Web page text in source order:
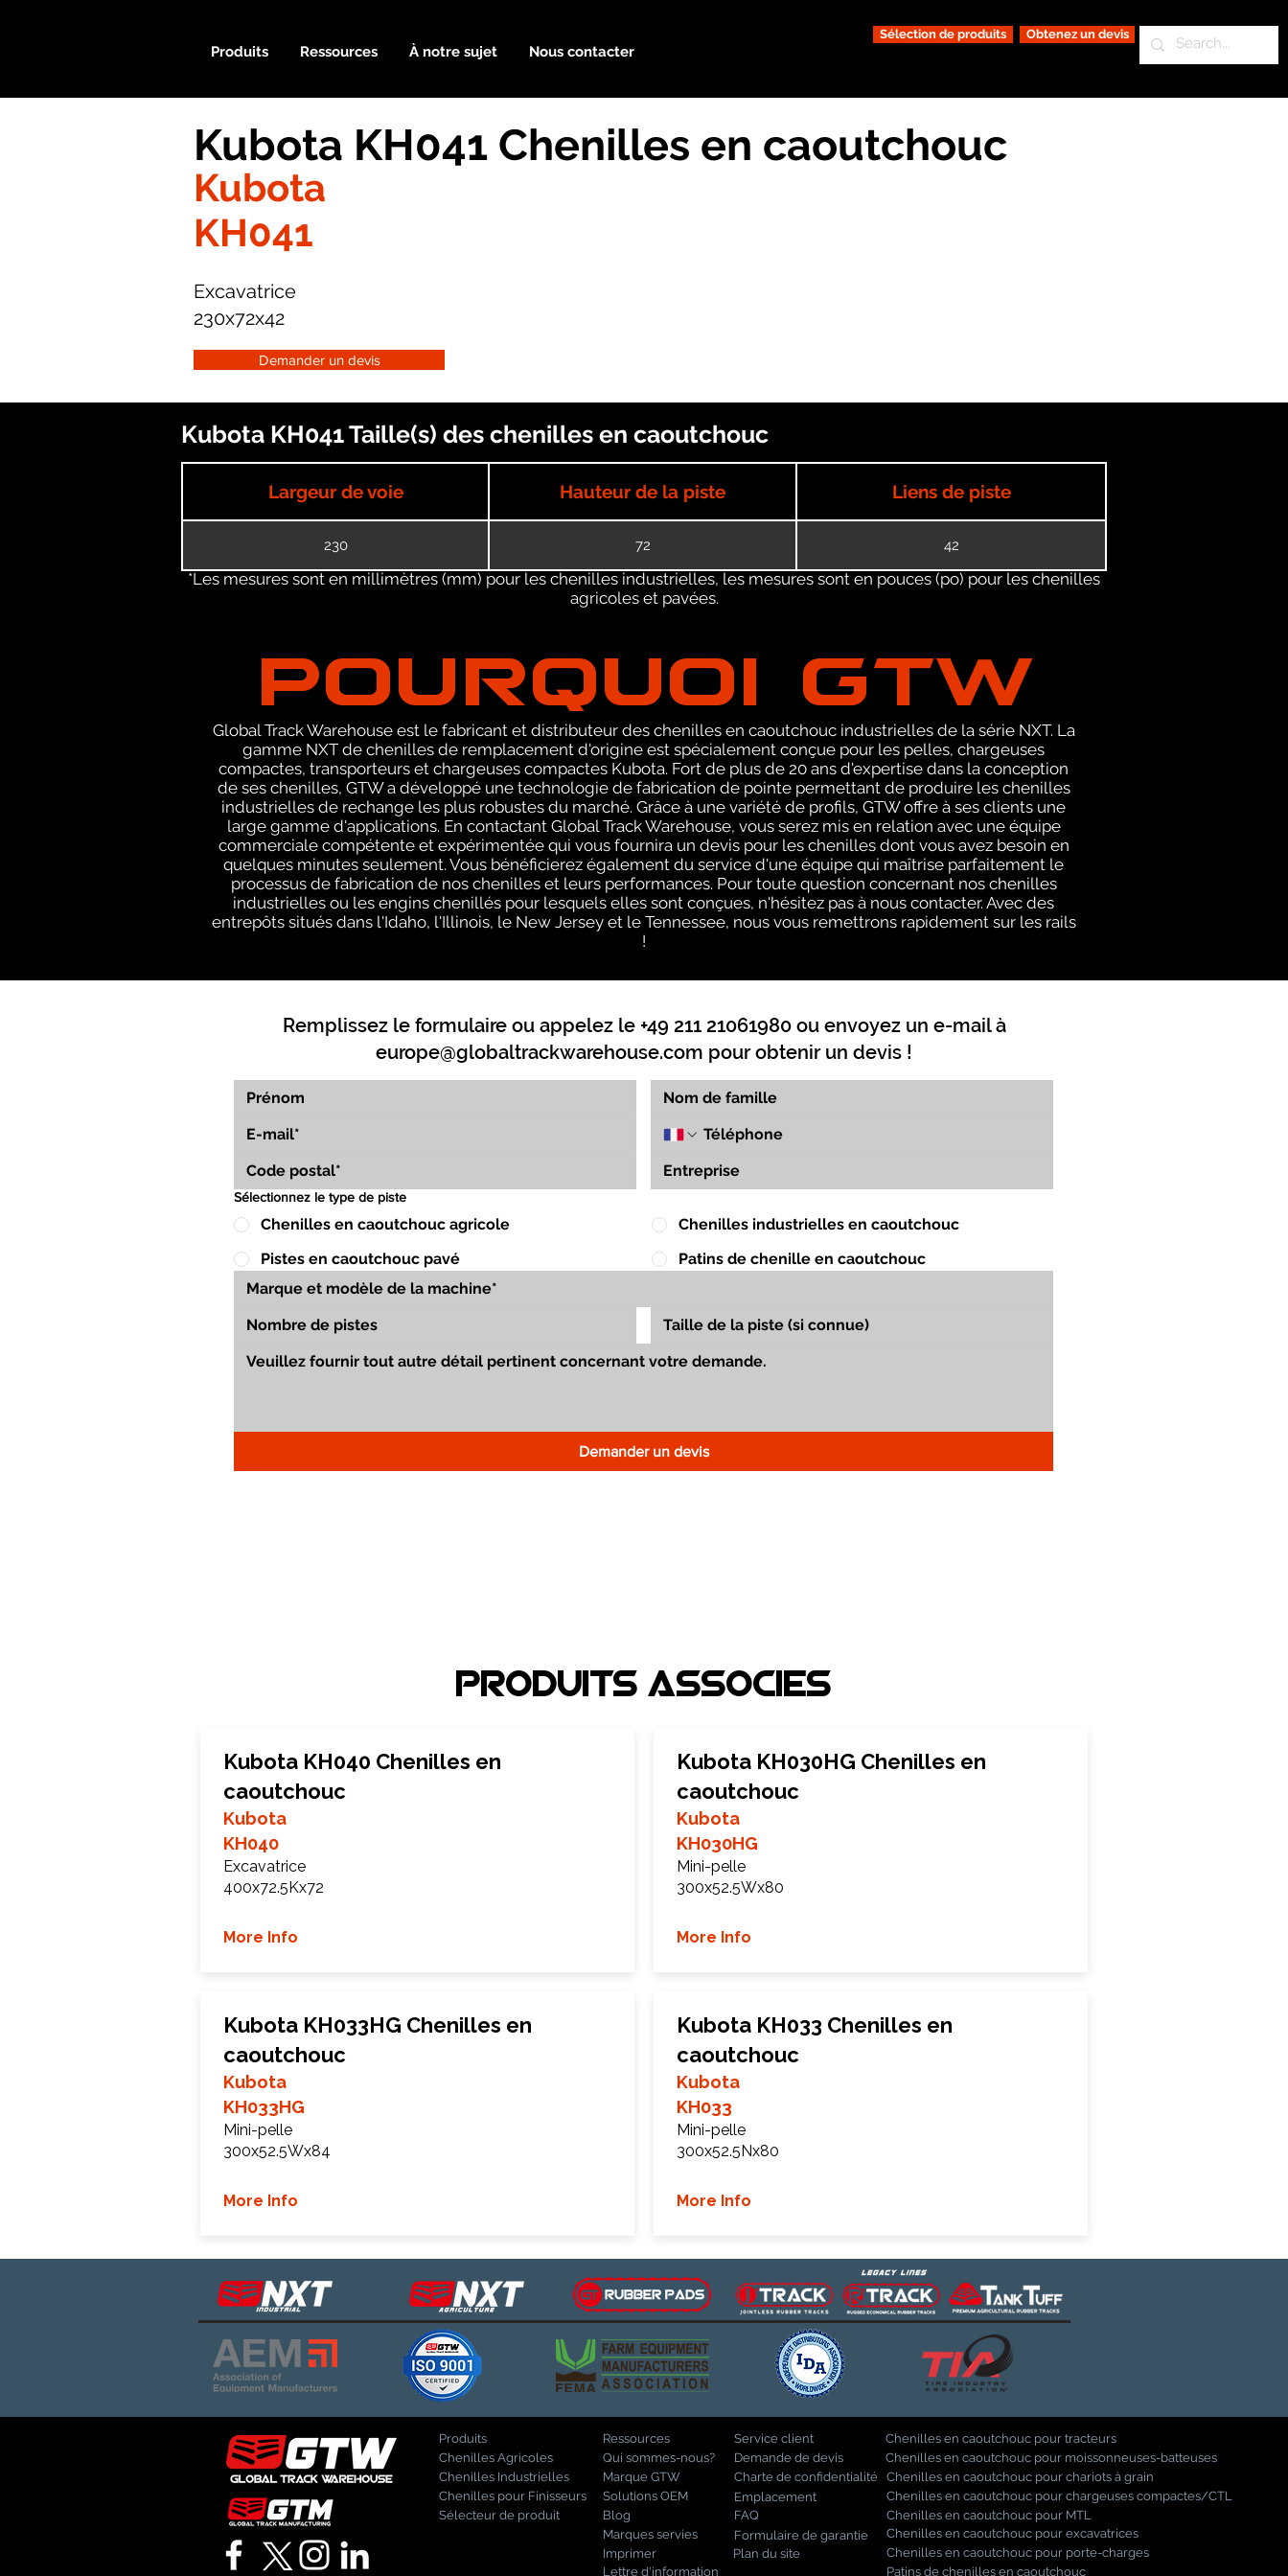
Produits Ressources À notre sujet Nous contacter
Sélection de produits Obtenez un devis
Kubota KH041 Chenilles en caoutchouc
Kubota
KH041
Excavatrice
230x72x42
Demander un devis
Kubota KH041 Taille(s) des chenilles en caoutchouc
Largeur de voie Hauteur de la piste Liens de piste
230 72 42
*Les mesures sont en millimètres (mm) pour les chenilles industrielles, les mesures sont en pouces (po) pour les chenilles
agricoles et pavées.
POURQUOI GTW
Global Track Warehouse est le fabricant et distributeur des chenilles en caoutchouc industrielles de la série NXT. La
gamme NXT de chenilles de remplacement d'origine est spécialement conçue pour les pelles, chargeuses
compactes, transporteurs et chargeuses compactes Kubota. Fort de plus de 20 ans d'expertise dans la conception
de ses chenilles, GTW a développé une technologie de fabrication de pointe permettant de produire les chenilles
industrielles de rechange les plus robustes du marché. Grâce à une variété de profils, GTW offre à ses clients une
large gamme d'applications. En contactant Global Track Warehouse, vous serez mis en relation avec une équipe
commerciale compétente et expérimentée qui vous fournira un devis pour les chenilles dont vous avez besoin en
quelques minutes seulement. Vous bénéficierez également du service d'une équipe qui maîtrise parfaitement le
processus de fabrication de nos chenilles et leurs performances. Pour toute question concernant nos chenilles
industrielles ou les engins chenillés pour lesquels elles sont conçues, n'hésitez pas à nous contacter. Avec des
entrepôts situés dans l'Idaho, l'Illinois, le New Jersey et le Tennessee, nous vous remettrons rapidement sur les rails
!
Remplissez le formulaire ou appelez le +49 211 21061980 ou envoyez un e-mail à
europe@globaltrackwarehouse.com pour obtenir un devis !
Sélectionnez le type de piste
Chenilles en caoutchouc agricole
Chenilles industrielles en caoutchouc
Pistes en caoutchouc pavé
Patins de chenille en caoutchouc
Demander un devis
Produits associEs
Kubota KH040 Chenilles en
caoutchouc
Kubota
KH040
Excavatrice
400x72.5Kx72
More Info
Kubota KH033HG Chenilles en
caoutchouc
Kubota
KH033HG
Mini-pelle
300x52.5Wx84
More Info
Kubota KH030HG Chenilles en
caoutchouc
Kubota
KH030HG
Mini-pelle
300x52.5Wx80
More Info
Kubota KH033 Chenilles en
caoutchouc
Kubota
KH033
Mini-pelle
300x52.5Nx80
More Info
Produits
Chenilles Agricoles
Chenilles Industrielles
Chenilles pour Finisseurs
Sélecteur de produit
Service client
Ressources
Qui sommes-nous?
Marque GTW
Solutions OEM
Blog
Marques servies
Imprimer
Lettre d'information
Demande de devis
Charte de confidentialité
Emplacement
FAQ
Formulaire de garantie
Plan du site
Chenilles en caoutchouc pour tracteurs
Chenilles en caoutchouc pour moissonneuses-batteuses
Chenilles en caoutchouc pour chariots à grain
Chenilles en caoutchouc pour chargeuses compactes/CTL
Chenilles en caoutchouc pour MTL
Chenilles en caoutchouc pour excavatrices
Chenilles en caoutchouc pour porte-charges
Patins de chenilles en caoutchouc